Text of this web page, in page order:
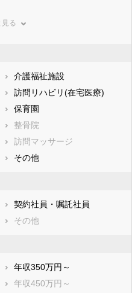
三重県
大阪府
徳島県
見る
介護福祉施設
訪問リハビリ(在宅医療)
保育園
整骨院
訪問マッサージ
その他
契約社員・嘱託社員
その他
年収350万円～
年収450万円～